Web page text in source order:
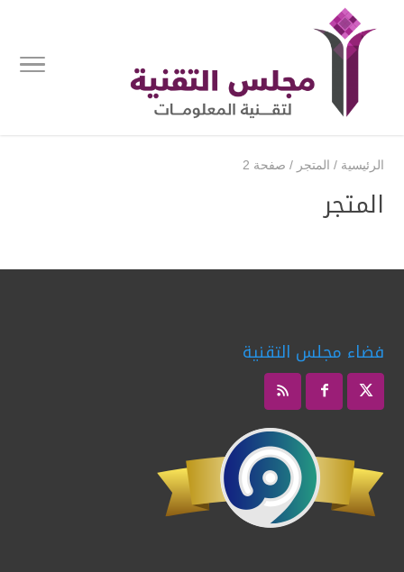
الرئيسية / المتجر / صفحة 2
المتجر
فضاء مجلس التقنية